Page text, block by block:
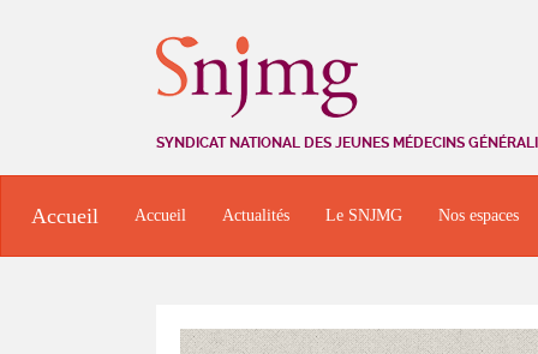
SYNDICAT NATIONAL DES JEUNES MÉDECINS
Accueil Accueil Actualités Le SNJMG Nos espaces